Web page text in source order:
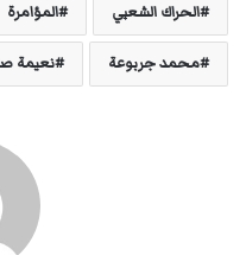
الحراك الشعبي المؤامرة
محمد جربوعة نعيمة